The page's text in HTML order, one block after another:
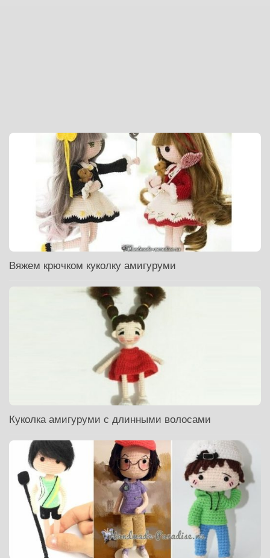
Вяжем крючком куколку амигуруми
Куколка амигуруми с длинными волосами